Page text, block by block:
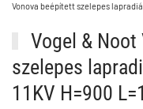
Vonova beépített szelepes
Vogel &
szelepes
11KV H=900